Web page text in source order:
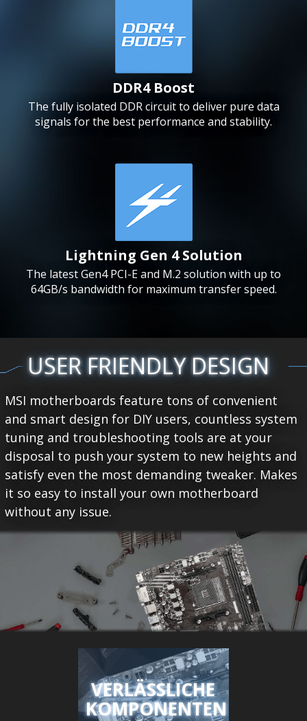
DDR4 Boost
The fully isolated DDR circuit to deliver pure data
signals for the best performance and stability.
Lightning Gen 4 Solution
The latest Gen4 PCI-E and M.2 solution with up to
64GB/s bandwidth for maximum transfer speed.
USER FRIENDLY DESIGN
MSI motherboards feature tons of convenient
and smart design for DIY users, countless system
tuning and troubleshooting tools are at your
disposal to push your system to new heights and
satisfy even the most demanding tweaker. Makes
it so easy to install your own motherboard
without any issue.
VERLÄSSLICHE
KOMPONENTEN